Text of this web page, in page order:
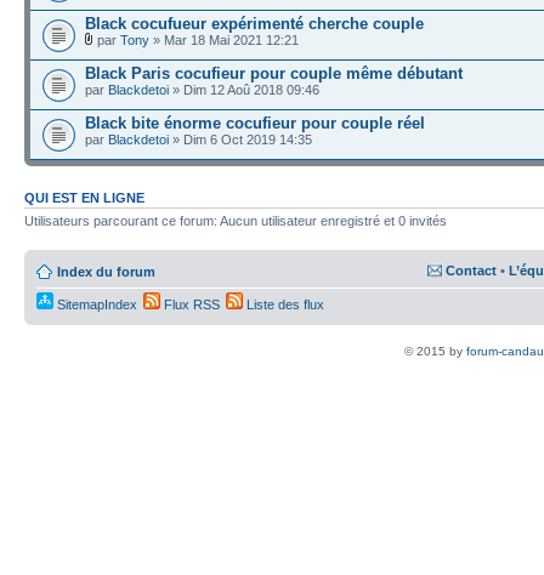
Black cocufueur expérimenté cherche couple
par Tony » Mar 18 Mai 2021 12:21
Black Paris cocufieur pour couple même débutant
par Blackdetoi » Dim 12 Aoû 2018 09:46
Black bite énorme cocufieur pour couple réel
par Blackdetoi » Dim 6 Oct 2019 14:35
QUI EST EN LIGNE
Utilisateurs parcourant ce forum: Aucun utilisateur enregistré et 0 invités
Index du forum Contact •
SitemapIndex Flux RSS Liste des flux
© 2015 by forum-